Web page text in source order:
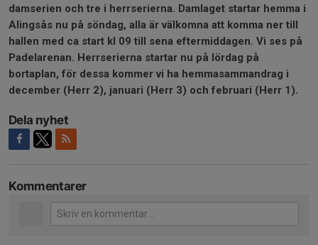
damserien och tre i herrserierna. Damlaget startar hemma i
Alingsås nu på söndag, alla är välkomna att komma ner till
hallen med ca start kl 09 till sena eftermiddagen. Vi ses på
Padelarenan. Herrserierna startar nu på lördag på
bortaplan, för dessa kommer vi ha hemmasammandrag i
december (Herr 2), januari (Herr 3) och februari (Herr 1).
Dela nyhet
Kommentarer